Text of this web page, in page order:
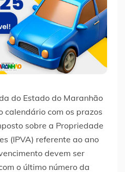
do Estado do Maranhão
calendário com os prazos
sobre a Propriedade
(IPVA) referente ao ano
devem ser
o último número da